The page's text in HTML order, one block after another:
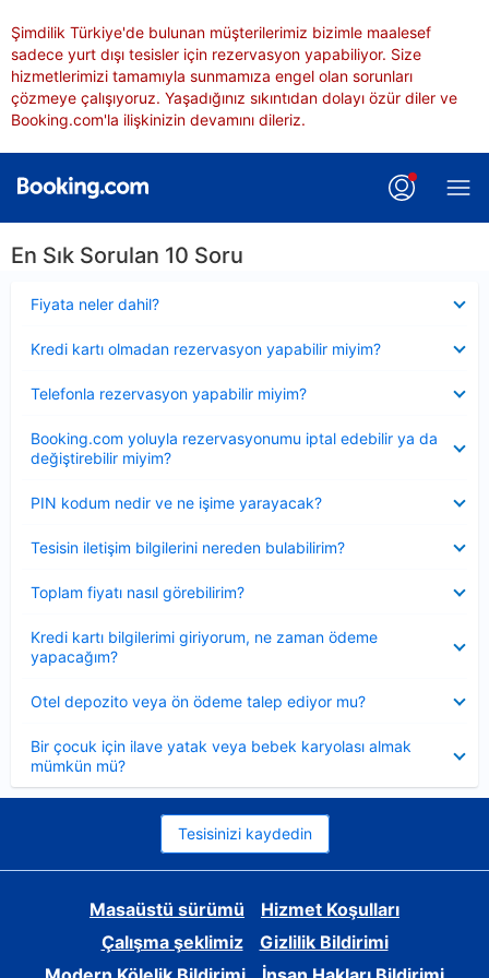
Şimdilik Türkiye'de bulunan müşterilerimiz bizimle maalesef
sadece yurt dışı tesisler için rezervasyon yapabiliyor. Size
hizmetlerimizi tamamıyla sunmamıza engel olan sorunları
çözmeye çalışıyoruz. Yaşadığınız sıkıntıdan dolayı özür diler ve
Booking.com'la ilişkinizin devamını dileriz.
En Sık Sorulan 10 Soru
Fiyata neler dahil?
Kredi kartı olmadan rezervasyon yapabilir miyim?
Telefonla rezervasyon yapabilir miyim?
Booking.com yoluyla rezervasyonumu iptal edebilir ya da
değiştirebilir miyim?
PIN kodum nedir ve ne işime yarayacak?
Tesisin iletişim bilgilerini nereden bulabilirim?
Toplam fiyatı nasıl görebilirim?
Kredi kartı bilgilerimi giriyorum, ne zaman ödeme
yapacağım?
Otel depozito veya ön ödeme talep ediyor mu?
Bir çocuk için ilave yatak veya bebek karyolası almak
mümkün mü?
Tesisinizi kaydedin
Masaüstü sürümü
Hizmet Koşulları
Çalışma şeklimiz
Gizlilik Bildirimi